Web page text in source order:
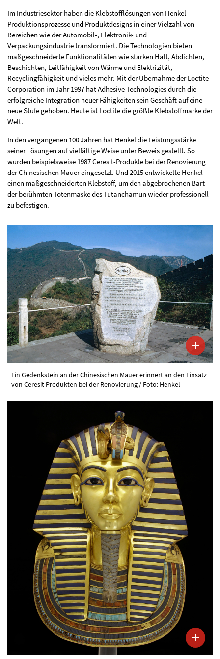
Im Industriesektor haben die Klebstofflösungen von Henkel
Produktionsprozesse und Produktdesigns in einer Vielzahl von
Bereichen wie der Automobil-, Elektronik- und
Verpackungsindustrie transformiert. Die Technologien bieten
maßgeschneiderte Funktionalitäten wie starken Halt, Abdichten,
Beschichten, Leitfähigkeit von Wärme und Elektrizität,
Recyclingfähigkeit und vieles mehr. Mit der Übernahme der Loctite
Corporation im Jahr 1997 hat Adhesive Technologies durch die
erfolgreiche Integration neuer Fähigkeiten sein Geschäft auf eine
neue Stufe gehoben. Heute ist Loctite die größte Klebstoffmarke der
Welt.
In den vergangenen 100 Jahren hat Henkel die Leistungsstärke
seiner Lösungen auf vielfältige Weise unter Beweis gestellt. So
wurden beispielsweise 1987 Ceresit-Produkte bei der Renovierung
der Chinesischen Mauer eingesetzt. Und 2015 entwickelte Henkel
einen maßgeschneiderten Klebstoff, um den abgebrochenen Bart
der berühmten Totenmaske des Tutanchamun wieder professionell
zu befestigen.
Ein Gedenkstein an der Chinesischen Mauer erinnert an den Einsatz
von Ceresit Produkten bei der Renovierung / Foto: Henkel